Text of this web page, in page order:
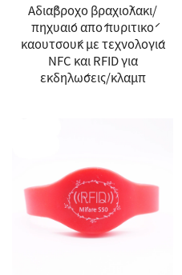
Αδιάβροχο βραχιόλακι/
πηχυαίο από πυριτικό
καουτσούκ με τεχνολογία
NFC και RFID για
εκδηλώσεις/κλαμπ